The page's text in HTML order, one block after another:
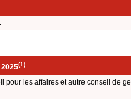
(1)
pour les affaires et autre conseil de